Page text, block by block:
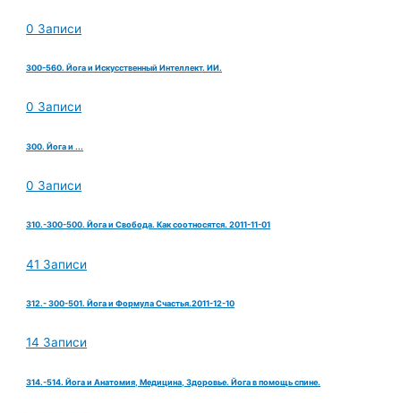
0 Записи
300-560. Йога и Искусственный Интеллект. ИИ.
0 Записи
300. Йога и ...
0 Записи
310.-300-500. Йога и Свобода. Как соотносятся. 2011-11-01
41 Записи
312.- 300-501. Йога и Формула Счастья.2011-12-10
14 Записи
314.-514. Йога и Анатомия, Медицина, Здоровье. Йога в помощь спине.